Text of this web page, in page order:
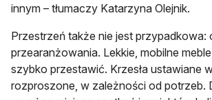
innym – tłumaczy Katarzyna Olejnik.
Przestrzeń także nie jest przypadkowa:
przearanżowania. Lekkie, mobilne
szybko przestawić. Krzesła ustawiane
rozproszone, w zależności od potrzeb.